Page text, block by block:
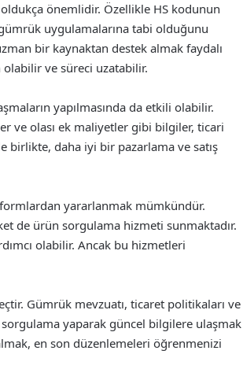
önemlidir. Özellikle HS kodunun
uygulamalarına tabi olduğunu
bir kaynaktan destek almak faydalı
olabilir ve süreci uzatabilir.
yapılmasında da etkili olabilir.
ve olası ek maliyetler gibi bilgiler, ticari
birlikte, daha iyi bir pazarlama ve satış
yararlanmak mümkündür.
de ürün sorgulama hizmeti sunmaktadır.
olabilir. Ancak bu hizmetleri
Gümrük mevzuatı, ticaret politikaları ve
yaparak güncel bilgilere ulaşmak
en son düzenlemeleri öğrenmenizi